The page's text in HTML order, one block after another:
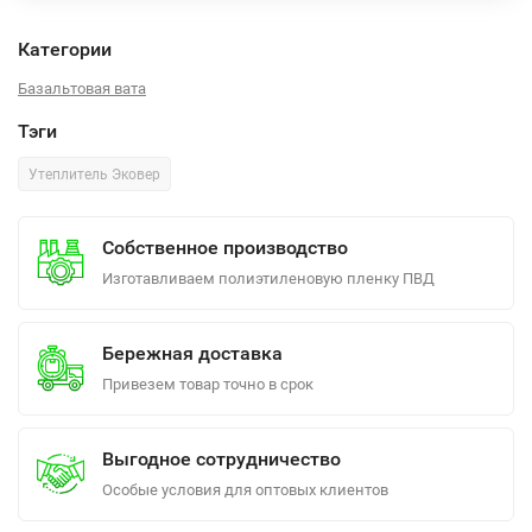
Категории
Базальтовая вата
Тэги
Утеплитель Эковер
Собственное производство
Изготавливаем полиэтиленовую пленку ПВД
Бережная доставка
Привезем товар точно в срок
Выгодное сотрудничество
Особые условия для оптовых клиентов